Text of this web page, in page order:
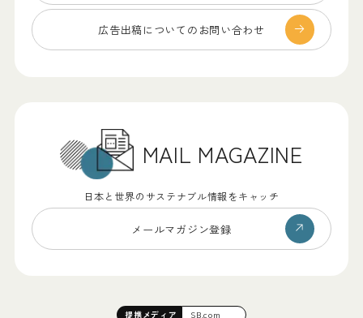
広告出稿についての お問い合わせ
MAIL MAGAZINE
日本と世界のサステナブル情報をキャッチ
メールマガジン登録
提携メディア SB.com